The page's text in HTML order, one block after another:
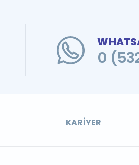
0
KARIYER